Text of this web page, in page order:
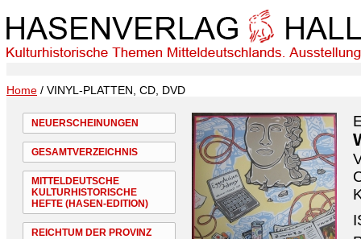
Home / VINYL-PLATTEN, CD, DVD
NEUERSCHEINUNGEN
GESAMTVERZEICHNIS
MITTELDEUTSCHE
KULTURHISTORISCHE
HEFTE (HASEN-EDITION)
REICHTUM DER PROVINZ